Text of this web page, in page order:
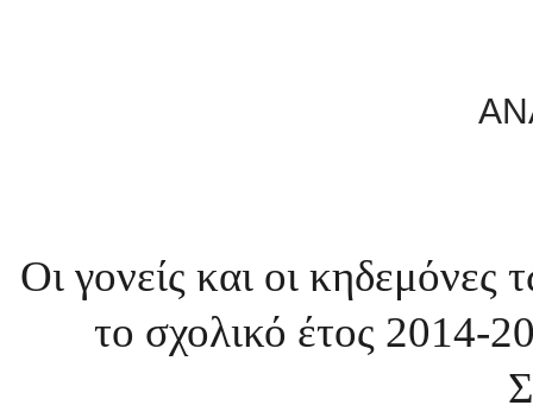
Οι γονείς και οι
το σχολικό έτος 2014-